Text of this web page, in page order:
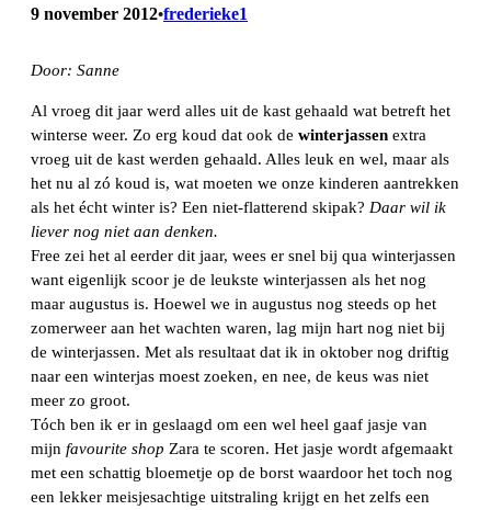
9 november 2012•frederieke1
Door: Sanne
Al vroeg dit jaar werd alles uit de kast gehaald wat betreft het
winterse weer. Zo erg koud dat ook de winterjassen extra
vroeg uit de kast werden gehaald. Alles leuk en wel, maar als
het nu al zó koud is, wat moeten we onze kinderen aantrekken
als het écht winter is? Een niet-flatterend skipak? Daar wil ik
liever nog niet aan denken.
Free zei het al eerder dit jaar, wees er snel bij qua winterjassen
want eigenlijk scoor je de leukste winterjassen als het nog
maar augustus is. Hoewel we in augustus nog steeds op het
zomerweer aan het wachten waren, lag mijn hart nog niet bij
de winterjassen. Met als resultaat dat ik in oktober nog driftig
naar een winterjas moest zoeken, en nee, de keus was niet
meer zo groot.
Tóch ben ik er in geslaagd om een wel heel gaaf jasje van
mijn favourite shop Zara te scoren. Het jasje wordt afgemaakt
met een schattig bloemetje op de borst waardoor het toch nog
een lekker meisjesachtige uitstraling krijgt en het zelfs een